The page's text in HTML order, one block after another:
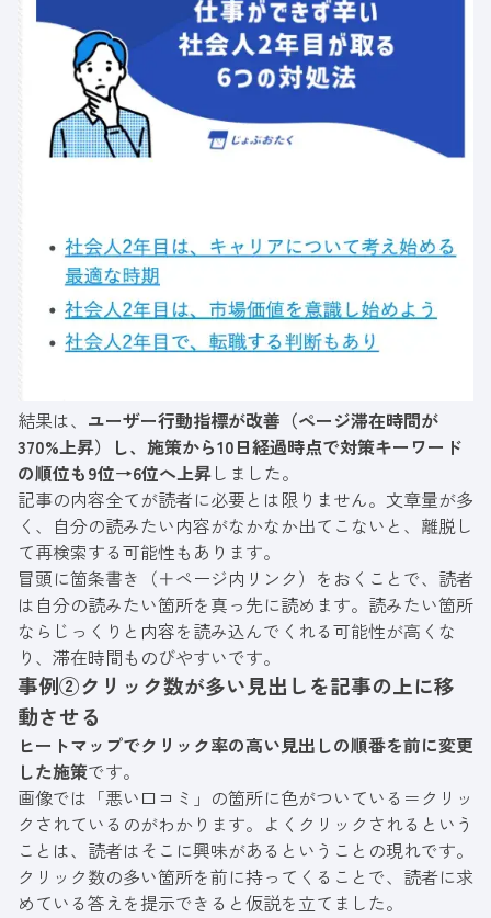
結果は、 ユーザー行動指標が改善（ページ滞在時間が
370%上昇）し、施策から10日経過時点で対策キーワード
の順位も9位→6位へ上昇しました。
記事の内容全てが読者に必要とは限りません。文章量が多
く、自分の読みたい内容がなかなか出てこないと、離脱し
て再検索する可能性もあります。
冒頭に箇条書き（＋ページ内リンク）をおくことで、読者
は自分の読みたい箇所を真っ先に読めます。読みたい箇所
ならじっくりと内容を読み込んでくれる可能性が高くな
り、滞在時間ものびやすいです。
事例②クリック数が多い見出しを記事の上に移
動させる
ヒートマップでクリック率の高い見出しの順番を前に変更
した施策です。
画像では「悪い口コミ」の箇所に色がついている＝クリッ
クされているのがわかります。よくクリックされるという
ことは、読者はそこに興味があるということの現れです。
クリック数の多い箇所を前に持ってくることで、読者に求
めている答えを提示できると仮説を立てました。